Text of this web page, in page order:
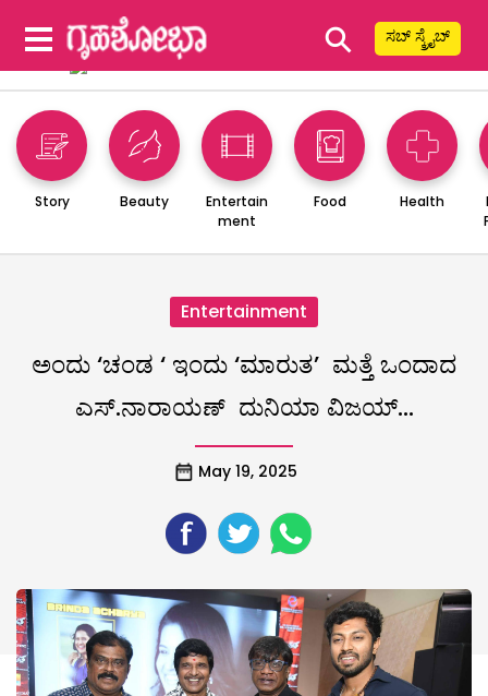
⚲ ಸಬ್ ಸ್ಕ್ರೈಬ್
Story Beauty
Entertain
ment
Food Health
Entertainment
ಅಂದು ‘ಚಂಡ ‘ ಇಂದು ‘ಮಾರುತ’ ಮತ್ತೆ ಒಂದಾದ
ಎಸ್.ನಾರಾಯಣ್ ದುನಿಯಾ ವಿಜಯ್…
May 19, 2025